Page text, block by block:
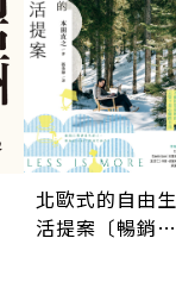
北歐式的自由生
活提案〔暢銷新